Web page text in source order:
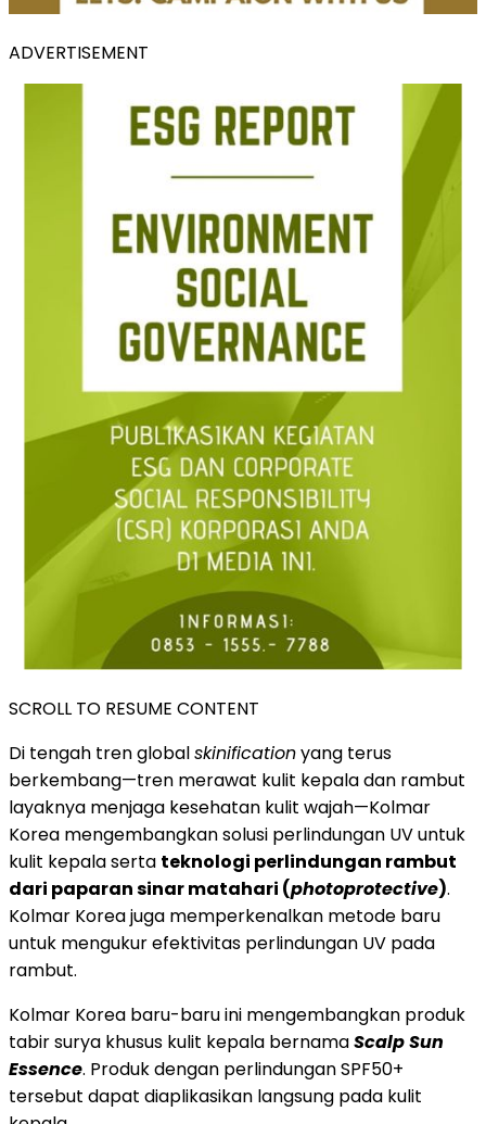
ADVERTISEMENT
SCROLL TO RESUME CONTENT
Di tengah tren globalskinificationyang terus
berkembang—tren merawat kulit kepala dan rambut
layaknya menjaga kesehatan kulit wajah—Kolmar
Korea mengembangkan solusi perlindungan UV untuk
kulit kepala serta teknologi perlindungan rambut
dari paparan sinar matahari (photoprotective).
Kolmar Korea juga memperkenalkan metode baru
untuk mengukur efektivitas perlindungan UV pada
rambut.
Kolmar Korea baru-baru ini mengembangkan produk
tabir surya khusus kulit kepala bernamaScalp Sun
Essence. Produk dengan perlindungan SPF50+
tersebut dapat diaplikasikan langsung pada kulit